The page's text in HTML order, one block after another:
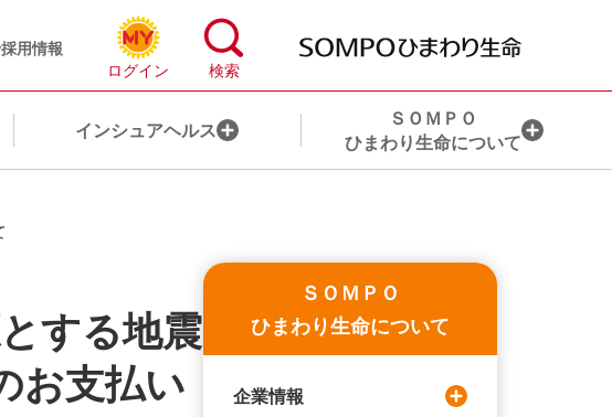
採用情報
ライフステージから保険を探す
ライフコンサルティング・サービスとは
ＨＬアドバイザー®のご紹介
ライフイベントから探す
インシュアヘルス
ＳＯＭＰＯ
ひまわり生命について
する地震
お支払い
ＳＯＭＰＯ
ひまわり生命について
企業情報